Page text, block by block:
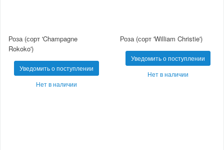
Роза (сорт 'Champagne
Rokoko')
Уведомить о поступлении
Нет в наличии
Роза (сорт 'William Christie')
Уведомить о поступлении
Нет в наличии